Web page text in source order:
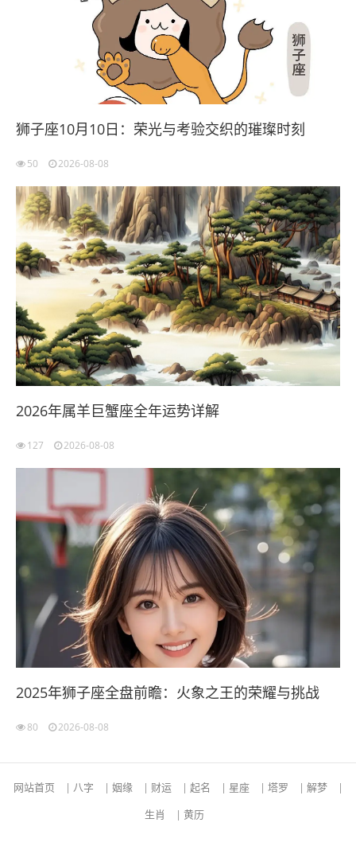
狮子座10月10日：荣光与考验交织的璀璨时刻
50 2026-08-08
2026年属羊巨蟹座全年运势详解
127 2026-08-08
2025年狮子座全盘前瞻：火象之王的荣耀与挑战
80 2026-08-08
网站首页 | 八字 | 姻缘 | 财运 | 起名 | 星座 | 塔罗 | 解梦
|
生肖
| 黄历